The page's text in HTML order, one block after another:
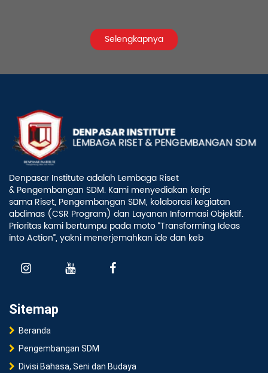
Selengkapnya
Denpasar Institute adalah Lembaga Riset
& Pengembangan SDM. Kami menyediakan kerja
sama Riset, Pengembangan SDM, kolaborasi kegiatan
abdimas (CSR Program) dan Layanan Informasi Objektif.
Prioritas kami bertumpu pada moto “Transforming Ideas
into Action”, yakni menerjemahkan ide dan keb
Sitemap
Beranda
Pengembangan SDM
Divisi Bahasa, Seni dan Budaya